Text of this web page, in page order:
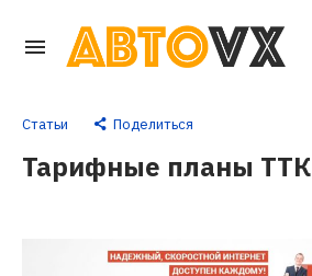
Перейти
основному
контенту
Статьи Поделиться
Тарифные планы ТТК